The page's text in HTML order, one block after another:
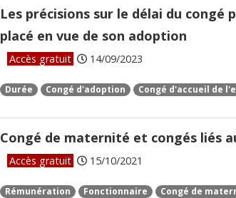
Les précisions sur le délai du
placé en vue de son adoption
Accès gratuit 14/09/2023
Durée Congé d'adoption Congé d'accueil de
Congé de maternité et congés liés
Accès gratuit 15/10/2021
Rémunération Fonctionnaire Congé de